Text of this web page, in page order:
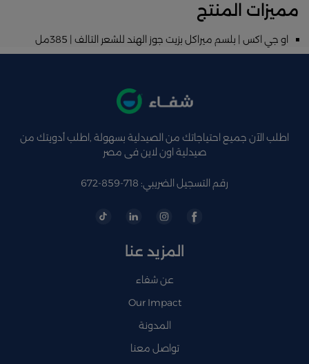
مميزات المنتج
او جي اكس | بلسم ميراكل بزيت جوز الهند للشعر التالف | 385مل
اطلب الآن جميع احتياجاتك من الصيدلية بسهولة ,اطلب أدويتك من
صيدلية اون لاين فى مصر
رقم التسجيل الضريبي: 718-859-672
المزيد عنا
عن شفاء
Our Impact
المدونة
تواصل معنا